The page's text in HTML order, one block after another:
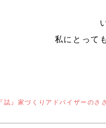
私にとって
『誌』家づくりアドバイザーのさ